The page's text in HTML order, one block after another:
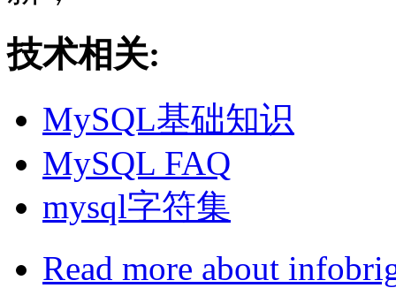
技术相关:
MySQL基础知识
MySQL FAQ
mysql字符集
Read more about